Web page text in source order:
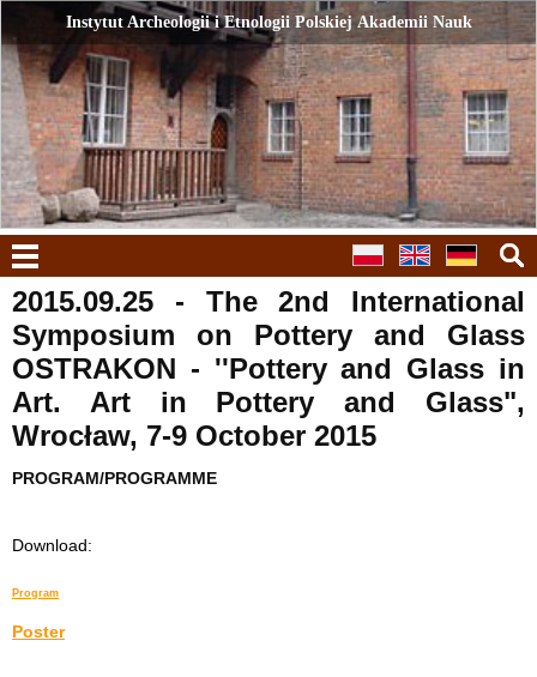
2015.09.25 - The 2nd International
Symposium on Pottery and Glass
OSTRAKON - ''Pottery and Glass in
Art. Art in Pottery and Glass",
Wrocław, 7-9 October 2015
PROGRAM/PROGRAMME
Download:
Program
Poster
Instytut Archeologii i Etnologii Polskiej Akademii Nauk
Instytut Archeologii i Etnologii Polskiej Akademii Nauk